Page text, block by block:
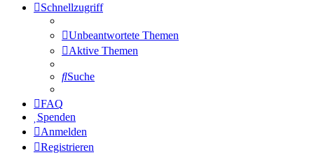
Schnellzugriff
Unbeantwortete Themen
Aktive Themen
Suche
FAQ
Spenden
Anmelden
Registrieren